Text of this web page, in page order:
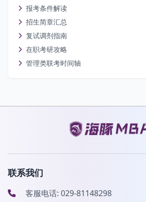
报考条件解读
招生简章汇总
复试调剂指南
在职考研攻略
管理类联考时间轴
联系我们
客服电话: 029-81148298